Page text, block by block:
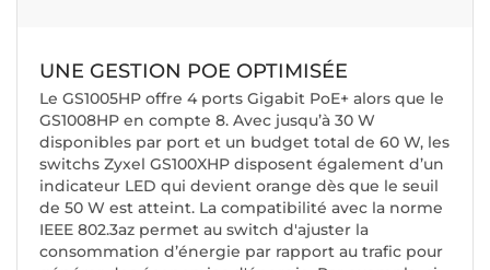
UNE GESTION POE OPTIMISÉE
Le GS1005HP offre 4 ports Gigabit PoE+ alors que le
GS1008HP en compte 8. Avec jusqu’à 30 W
disponibles par port et un budget total de 60 W, les
switchs Zyxel GS100XHP disposent également d’un
indicateur LED qui devient orange dès que le seuil
de 50 W est atteint. La compatibilité avec la norme
IEEE 802.3az permet au switch d'ajuster la
consommation d’énergie par rapport au trafic pour